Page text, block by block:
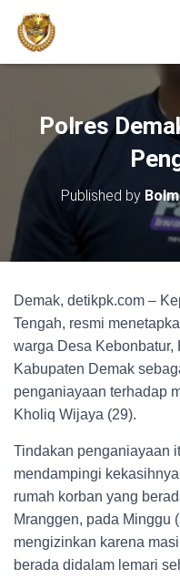
Polres
Published by
Demak, detikpk.com –
Tengah, resmi
warga Desa Kebonbatur,
Kabupaten Demak
penganiayaan terhadap
Kholiq Wijaya (29).
Tindakan penganiayaan
mendampingi
rumah korban yang
Mranggen, pada Minggu
mengizinkan karena
berada didalam lemari